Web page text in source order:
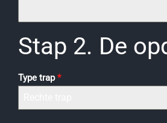
Stap 2. De
Type trap*